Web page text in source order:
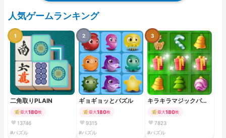
人気ゲームランキング
1
二角取りPLAIN
最大180枚
13746
#パズル
2
ギョギョッとパズル
最大180枚
9315
#パズル
3
キラキラマジックパズ
ル
最大180枚
7823
#パズル